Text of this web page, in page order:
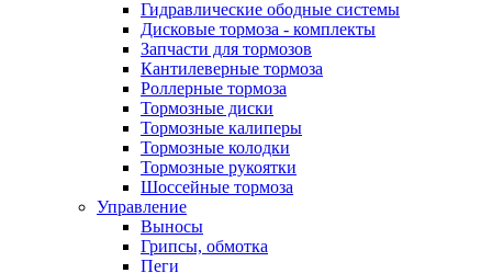
Гидравлические ободные системы
Дисковые тормоза - комплекты
Запчасти для тормозов
Кантилеверные тормоза
Роллерные тормоза
Тормозные диски
Тормозные калиперы
Тормозные колодки
Тормозные рукоятки
Шоссейные тормоза
Управление
Выносы
Грипсы, обмотка
Пеги